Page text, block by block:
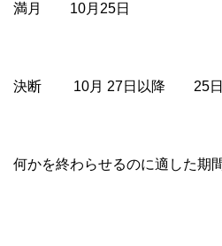
満月 10月25日
決断 10月 27日以降 25日
何かを終わらせるのに適した